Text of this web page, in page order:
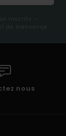
inscrits -
de bienvenue
nous